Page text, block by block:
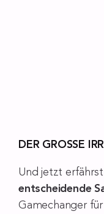
DER GROSSE
Und jetzt
entscheidende
Gamechanger